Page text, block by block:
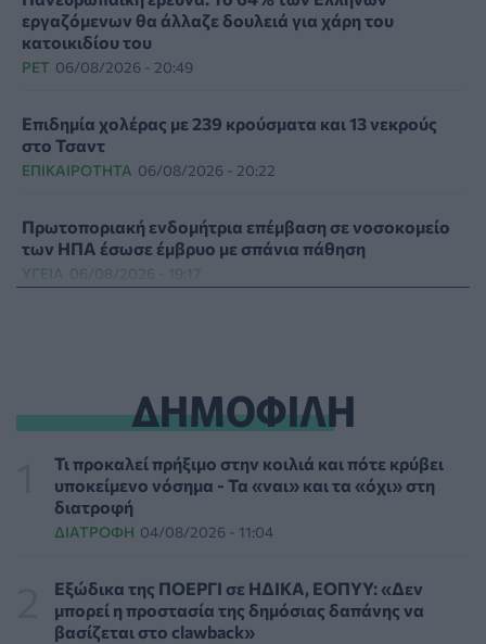
εργαζόμενων θα άλλαζε δουλειά για χάρη του
κατοικιδίου του
PET 06/08/2026 - 20:49
Επιδημία χολέρας με 239 κρούσματα και 13 νεκρούς
στο Τσαντ
ΕΠΙΚΑΙΡΌΤΗΤΑ 06/08/2026 - 20:22
Πρωτοποριακή ενδομήτρια επέμβαση σε νοσοκομείο
των ΗΠΑ έσωσε έμβρυο με σπάνια πάθηση
ΥΓΕΊΑ 06/08/2026 - 19:17
Διαβητική αμφιβληστροειδοπάθεια: «Σιωπηλός»
κίνδυνος για την όραση των ασθενών
HEALTH TALK 06/08/2026 - 17:34
Γιατί οι γιατροί διστάζουν να γράψουν ορμονική
ΥΓΕΊΑ 06/08/2026 - 17:01
Γιαννάκος: Πρωτοφανής πίεση στο Νοσοκομείο
ΔΗΜΟΦΙΛΗ
Τι προκαλεί πρήξιμο στην κοιλιά και πότε κρύβει
υποκείμενο νόσημα - Τα «ναι» και τα «όχι» στη
διατροφή
ΔΙΑΤΡΟΦΉ 04/08/2026 - 11:04
Εξώδικα της ΠΟΕΡΓΙ σε ΗΔΙΚΑ, ΕΟΠΥΥ: «Δεν
μπορεί η προστασία της δημόσιας δαπάνης να
βασίζεται στο clawback»